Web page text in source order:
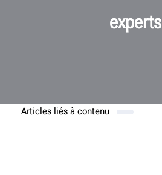
experts
Articles liés à contenu